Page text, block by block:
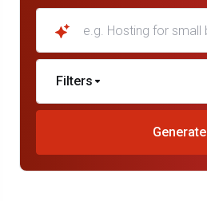
Filters
Generate